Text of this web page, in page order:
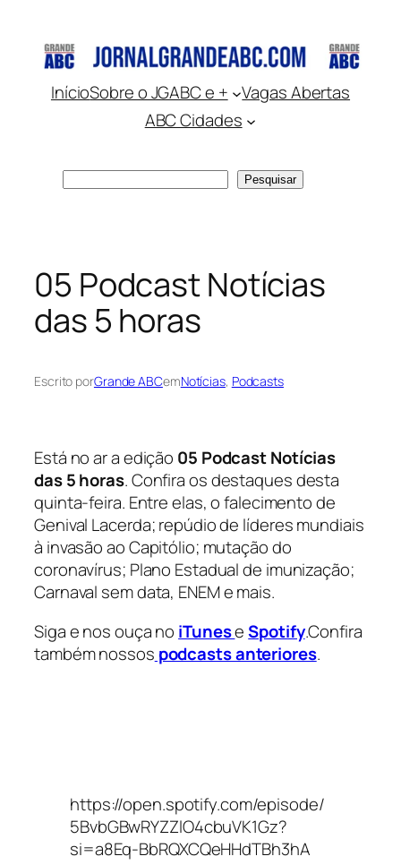
conteúdo
InícioSobre o JGABC e +
Vagas Abertas
ABC Cidades
Pesquisar
05 Podcast Notícias
das 5 horas
Escrito porGrande ABCemNotícias, Podcasts
Está no ar a edição 05 Podcast Notícias
das 5 horas. Confira os destaques desta
quinta-feira. Entre elas, o falecimento de
Genival Lacerda; repúdio de líderes mundiais
à invasão ao Capitólio; mutação do
coronavírus; Plano Estadual de imunização;
Carnaval sem data, ENEM e mais.
Siga e nos ouça no iTuneseSpotify.Confira
também nossos podcasts anteriores.
https://open.spotify.com/episode/
5BvbGBwRYZZlO4cbuVK1Gz?
si=a8Eq-BbRQXCQeHHdTBh3hA